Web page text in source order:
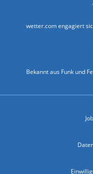
wetter.com engagiert
Bekannt aus Funk und